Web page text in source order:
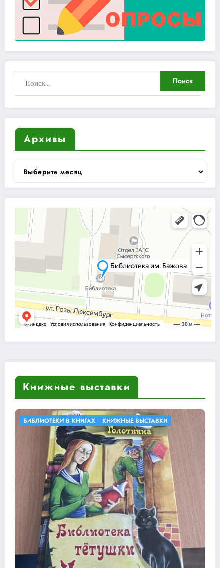
Архивы
Архивы
Книжные выставки
КНИЖНЫЕ ВЫСТАВКИ У КНИГИ ЮБИЛЕЙ